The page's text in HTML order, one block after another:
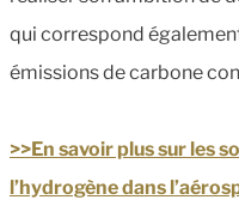
qui correspond
émissions de carbone
>>En savoir plus sur les
l’hydrogène dans